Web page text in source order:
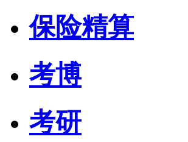
保险精算
考博
考研